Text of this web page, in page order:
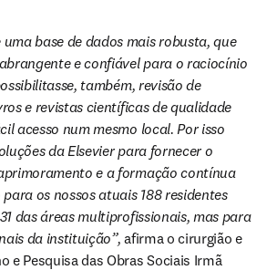
uma base de dados mais robusta, que
e confiável para o raciocínio
também, revisão de
e revistas científicas de qualidade
acesso num mesmo local. Por isso
da Elsevier para fornecer o
e a formação contínua
os nossos atuais 188 residentes
das áreas multiprofissionais, mas para
da instituição”, afirma o cirurgião e
e Pesquisa das Obras Sociais Irmã